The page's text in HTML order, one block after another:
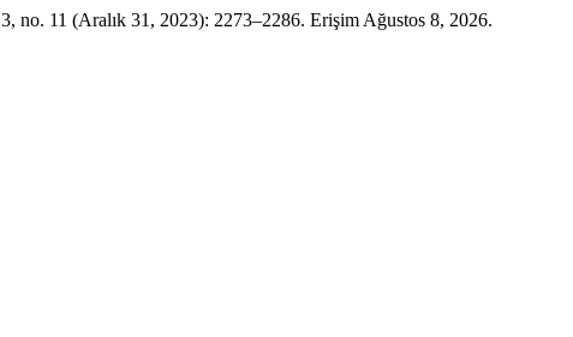
3, no. 11 (Aralık 31, 2023): 2273–2286. Erişim Ağustos 8, 2026.